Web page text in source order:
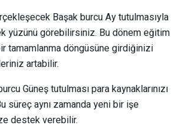
Başak burcu Ay tutulmasıyla
yüzünü görebilirsiniz. Bu dönem eğitim
tamamlanma döngüsüne girdiğinizi
artabilir.
Güneş tutulması para kaynaklarınızı
süreç aynı zamanda yeni bir işe
destek verebilir.